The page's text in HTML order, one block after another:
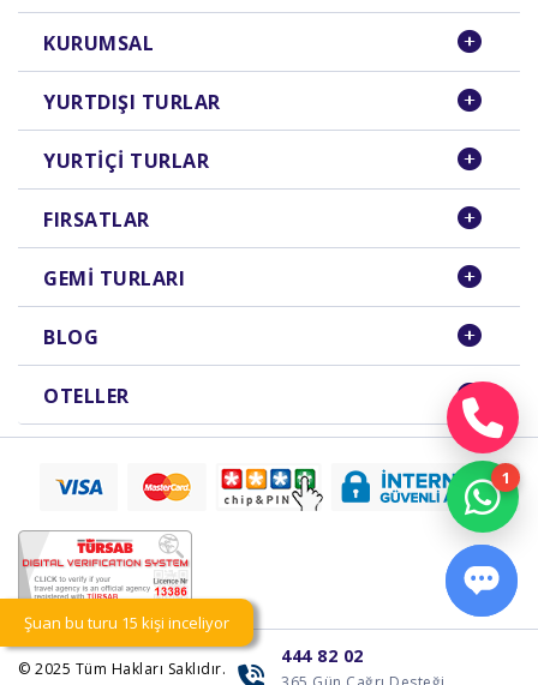
KURUMSAL
YURTDIŞI TURLAR
YURTIÇI TURLAR
FIRSATLAR
GEMI TURLARI
BLOG
OTELLER
© 2025 Tüm Hakları Saklıdır.
444 82 02
Şuan bu turu 15 kişi inceliyor